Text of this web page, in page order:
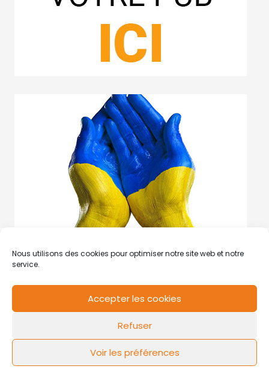
Nous utilisons des cookies pour optimiser notre site web et notre
service.
Accepter les cookies
Refuser
Voir les préférences
Mentions légales Politique de cookies
FLOW44